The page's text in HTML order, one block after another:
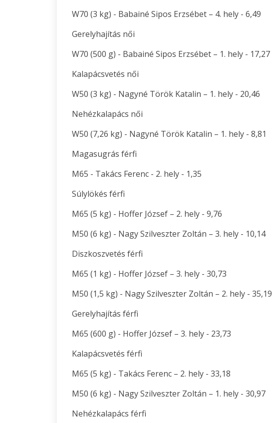
W70 (3 kg) - Babainé Sipos Erzsébet – 4. hely - 6,49
Gerelyhajítás női
W70 (500 g) - Babainé Sipos Erzsébet – 1. hely - 17,27
Kalapácsvetés női
W50 (3 kg) - Nagyné Török Katalin – 1. hely - 20,46
Nehézkalapács női
W50 (7,26 kg) - Nagyné Török Katalin – 1. hely - 8,81
Magasugrás férfi
M65 - Takács Ferenc - 2. hely - 1,35
Súlylökés férfi
M65 (5 kg) - Hoffer József – 2. hely - 9,76
M50 (6 kg) - Nagy Szilveszter Zoltán – 3. hely - 10,14
Diszkoszvetés férfi
M65 (1 kg) - Hoffer József – 3. hely - 30,73
M50 (1,5 kg) - Nagy Szilveszter Zoltán – 2. hely - 35,19
Gerelyhajítás férfi
M65 (600 g) - Hoffer József – 3. hely - 23,73
Kalapácsvetés férfi
M65 (5 kg) - Takács Ferenc – 2. hely - 33,18
M50 (6 kg) - Nagy Szilveszter Zoltán – 1. hely - 30,97
Nehézkalapács férfi